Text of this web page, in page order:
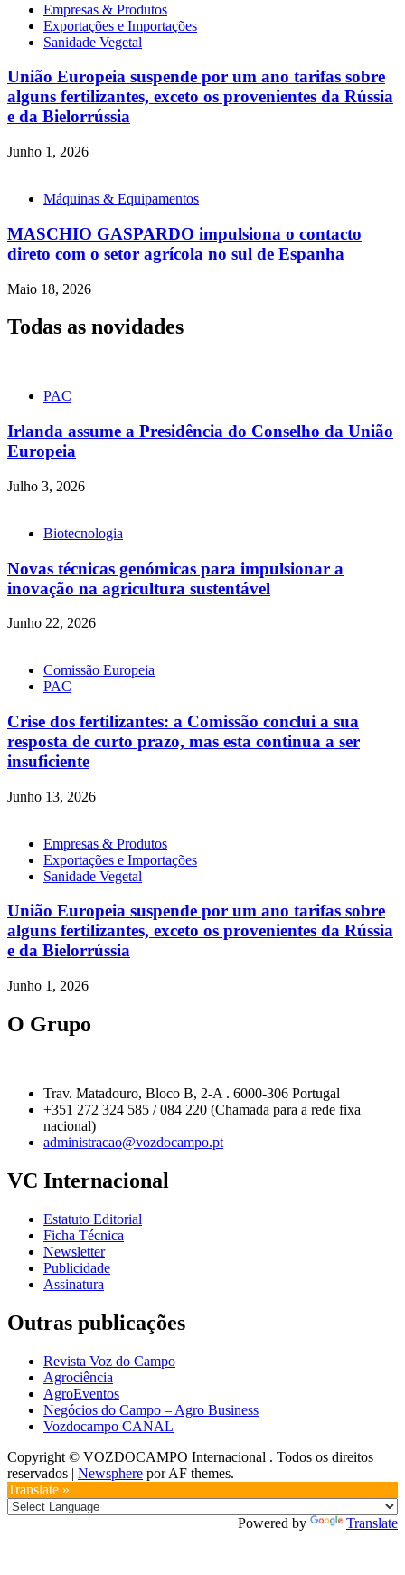
Empresas & Produtos
Exportações e Importações
Sanidade Vegetal
União Europeia suspende por um ano tarifas sobre
alguns fertilizantes, exceto os provenientes da Rússia
e da Bielorrússia
Junho 1, 2026
Máquinas & Equipamentos
MASCHIO GASPARDO impulsiona o contacto
direto com o setor agrícola no sul de Espanha
Maio 18, 2026
Todas as novidades
PAC
Irlanda assume a Presidência do Conselho da União
Europeia
Julho 3, 2026
Biotecnologia
Novas técnicas genómicas para impulsionar a
inovação na agricultura sustentável
Junho 22, 2026
Comissão Europeia
PAC
Crise dos fertilizantes: a Comissão conclui a sua
resposta de curto prazo, mas esta continua a ser
insuficiente
Junho 13, 2026
Empresas & Produtos
Exportações e Importações
Sanidade Vegetal
União Europeia suspende por um ano tarifas sobre
alguns fertilizantes, exceto os provenientes da Rússia
e da Bielorrússia
Junho 1, 2026
O Grupo
Trav. Matadouro, Bloco B, 2-A . 6000-306 Portugal
+351 272 324 585 / 084 220 (Chamada para a rede fixa
nacional)
administracao@vozdocampo.pt
VC Internacional
Estatuto Editorial
Ficha Técnica
Newsletter
Publicidade
Assinatura
Outras publicações
Revista Voz do Campo
Agrociência
AgroEventos
Negócios do Campo – Agro Business
Vozdocampo CANAL
Copyright © VOZDOCAMPO Internacional . Todos os direitos
reservados | Newsphere por AF themes.
Translate »
Powered by Translate